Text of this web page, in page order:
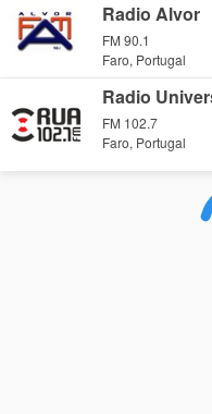
Radio Alvor
FM 90.1
Faro, Portugal
Radio
FM 102.7
Faro, Portugal